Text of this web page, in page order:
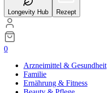
Longevity Hub Rezept
0
Arzneimittel & Gesundheit
Familie
Ernährung & Fitness